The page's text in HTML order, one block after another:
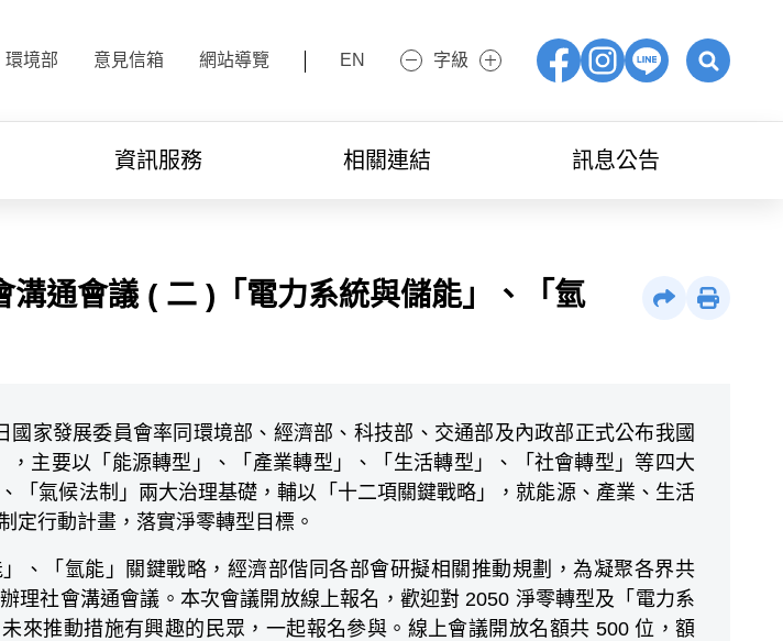
環境部 意見信箱 網站導覽 EN 字級
小字級
大字級
資訊服務 相關連結 訊息公告
溝通會議 ( 二 )「電力系統與儲能」、「氫
國家發展委員會率同環境部、經濟部、科技部、交通部及內政部正式公布我國
，主要以「能源轉型」、「產業轉型」、「生活轉型」、「社會轉型」等四大
「氣候法制」兩大治理基礎，輔以「十二項關鍵戰略」，就能源、產業、生活
定行動計畫，落實淨零轉型目標。
、「氫能」關鍵戰略，經濟部偕同各部會研擬相關推動規劃，為凝聚各界共
理社會溝通會議。本次會議開放線上報名，歡迎對 2050 淨零轉型及「電力系
來推動措施有興趣的民眾，一起報名參與。線上會議開放名額共 500 位，額